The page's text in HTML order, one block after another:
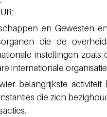
en Gewesten
die de
instellingen zoals
internationale
belangrijkste
die zich